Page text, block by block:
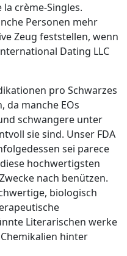
crème-Singles.
Personen mehr
Zeug feststellen, wenn
Dating LLC
pro Schwarzes
da manche EOs
schwangere unter
sie sind. Unser FDA
sei parece
hochwertigsten
nach benützen.
biologisch
Literarischen werke
hinter